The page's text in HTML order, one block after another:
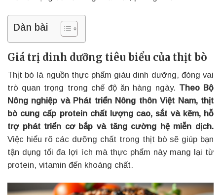
Dàn bài
Giá trị dinh dưỡng tiêu biểu của thịt bò
Thịt bò là nguồn thực phẩm giàu dinh dưỡng, đóng vai
trò quan trọng trong chế độ ăn hàng ngày. Theo Bộ
Nông nghiệp và Phát triển Nông thôn Việt Nam, thịt
bò cung cấp protein chất lượng cao, sắt và kẽm, hỗ
trợ phát triển cơ bắp và tăng cường hệ miễn dịch.
Việc hiểu rõ các dưỡng chất trong thịt bò sẽ giúp bạn
tận dụng tối đa lợi ích mà thực phẩm này mang lại từ
protein, vitamin đến khoáng chất.